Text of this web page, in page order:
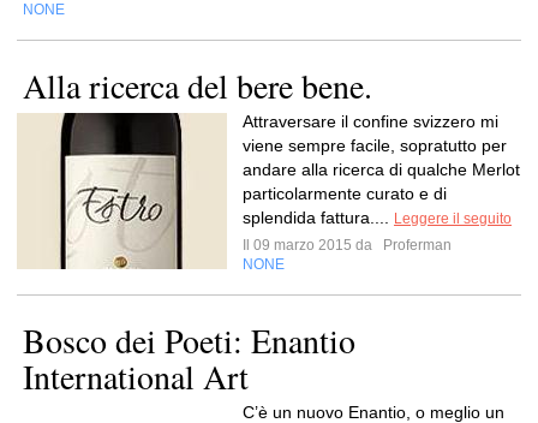
NONE
Alla ricerca del bere bene.
Attraversare il confine svizzero mi
viene sempre facile, sopratutto per
andare alla ricerca di qualche Merlot
particolarmente curato e di
splendida fattura....
Leggere il seguito
Il 09 marzo 2015 da
Proferman
NONE
Bosco dei Poeti: Enantio
International Art
C’è un nuovo Enantio, o meglio un